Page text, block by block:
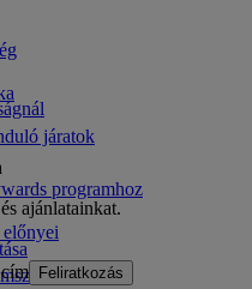
járatok
programhoz
ajánlatainkat.
Feliratkozás